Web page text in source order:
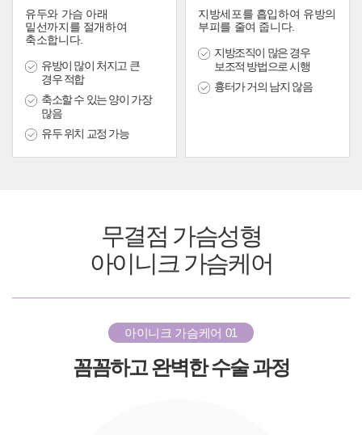
유두와 가슴 아래
밑선까지를 절개하여
축소합니다.
유방이 많이 처지고 큰
경우 적합
축소할 수 있는 양이 가장
많음
유두 위치 교정 가능
지방세포를 흡입하여 유방의
부피를 줄여 줍니다.
지방조직이 많은 경우
보조적 방법으로 시행
흉터가 거의 남지 않음
무결점 가슴성형
아이니크 가슴케어
아이니크 가슴케어 01
꼼꼼하고 완벽한 수술 과정